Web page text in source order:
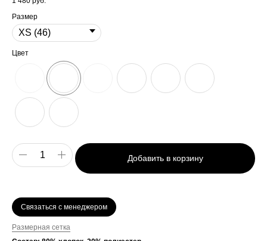
Размер
Цвет
Добавить в корзину
Связаться с менеджером
Размерная сетка